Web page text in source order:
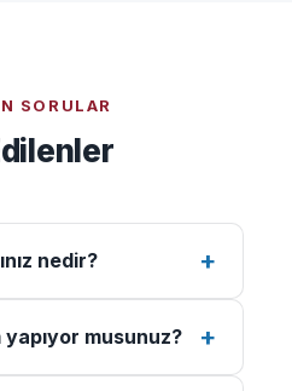
SORULAR
nedir?
yapıyor musunuz?